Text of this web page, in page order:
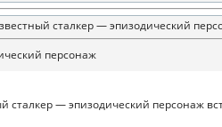
сталкер — эпизодический
персонаж
сталкер — эпизодический персонаж